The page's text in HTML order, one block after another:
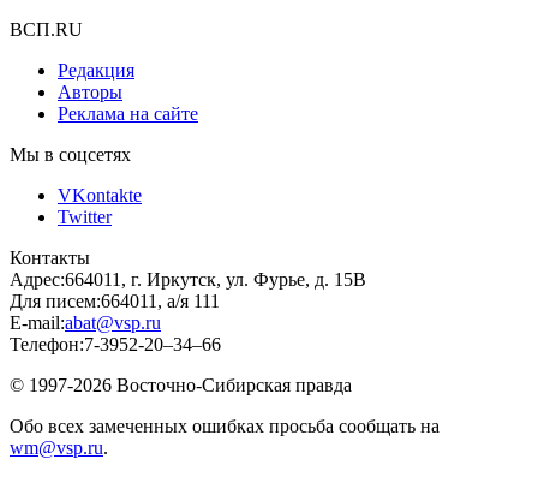
ВСП.RU
Редакция
Авторы
Реклама на сайте
Мы в соцсетях
VKontakte
Twitter
Контакты
Адрес:664011, г. Иркутск, ул. Фурье, д. 15В
Для писем:664011, а/я 111
E-mail:abat@vsp.ru
Телефон:7-3952-20–34–66
© 1997-2026 Восточно-Сибирская правда
Обо всех замеченных ошибках просьба сообщать на
wm@vsp.ru.